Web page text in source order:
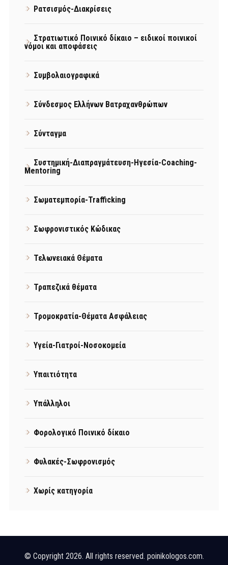
Ρατσισμός-Διακρίσεις
Στρατιωτικό Ποινικό δίκαιο – ειδικοί ποινικοί
νόμοι και αποφάσεις
Συμβολαιογραφικά
Σύνδεσμος Ελλήνων Βατραχανθρώπων
Σύνταγμα
Συστημική-Διαπραγμάτευση-Ηγεσία-Coaching-
Mentoring
Σωματεμπορία-Trafficking
Σωφρονιστικός Κώδικας
Τελωνειακά Θέματα
Τραπεζικά θέματα
Τρομοκρατία-Θέματα Ασφάλειας
Υγεία-Γιατροί-Νοσοκομεία
Υπαιτιότητα
Υπάλληλοι
Φορολογικό Ποινικό δίκαιο
Φυλακές-Σωφρονισμός
Χωρίς κατηγορία
© Copyright 2026. All rights reserved. poinikologos.com.